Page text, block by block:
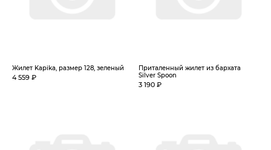
Жилет Kapika, размер 128, зеленый
4 559 ₽
Приталенный жилет из бархата
Silver Spoon
3 190 ₽